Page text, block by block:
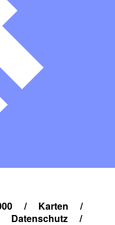
/ Karten
/
Datenschutz
/